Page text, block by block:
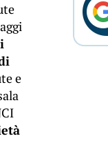
e